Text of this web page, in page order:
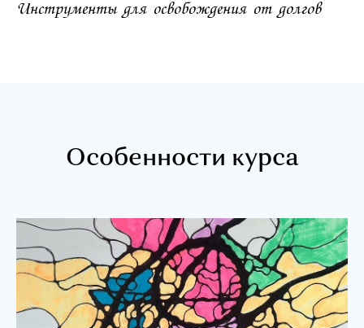
Инструменты для освобождения от долгов
Особенности курса